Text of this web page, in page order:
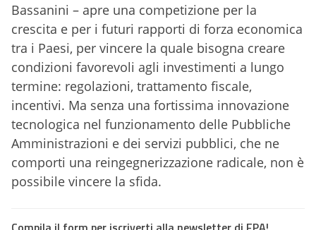
Bassanini – apre una competizione per la
crescita e per i futuri rapporti di forza economica
tra i Paesi, per vincere la quale bisogna creare
condizioni favorevoli agli investimenti a lungo
termine: regolazioni, trattamento fiscale,
incentivi. Ma senza una fortissima innovazione
tecnologica nel funzionamento delle Pubbliche
Amministrazioni e dei servizi pubblici, che ne
comporti una reingegnerizzazione radicale, non è
possibile vincere la sfida.